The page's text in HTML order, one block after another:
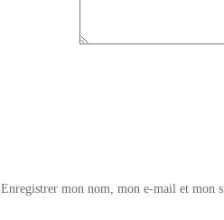
Enregistrer mon nom, mon e-mail et mon